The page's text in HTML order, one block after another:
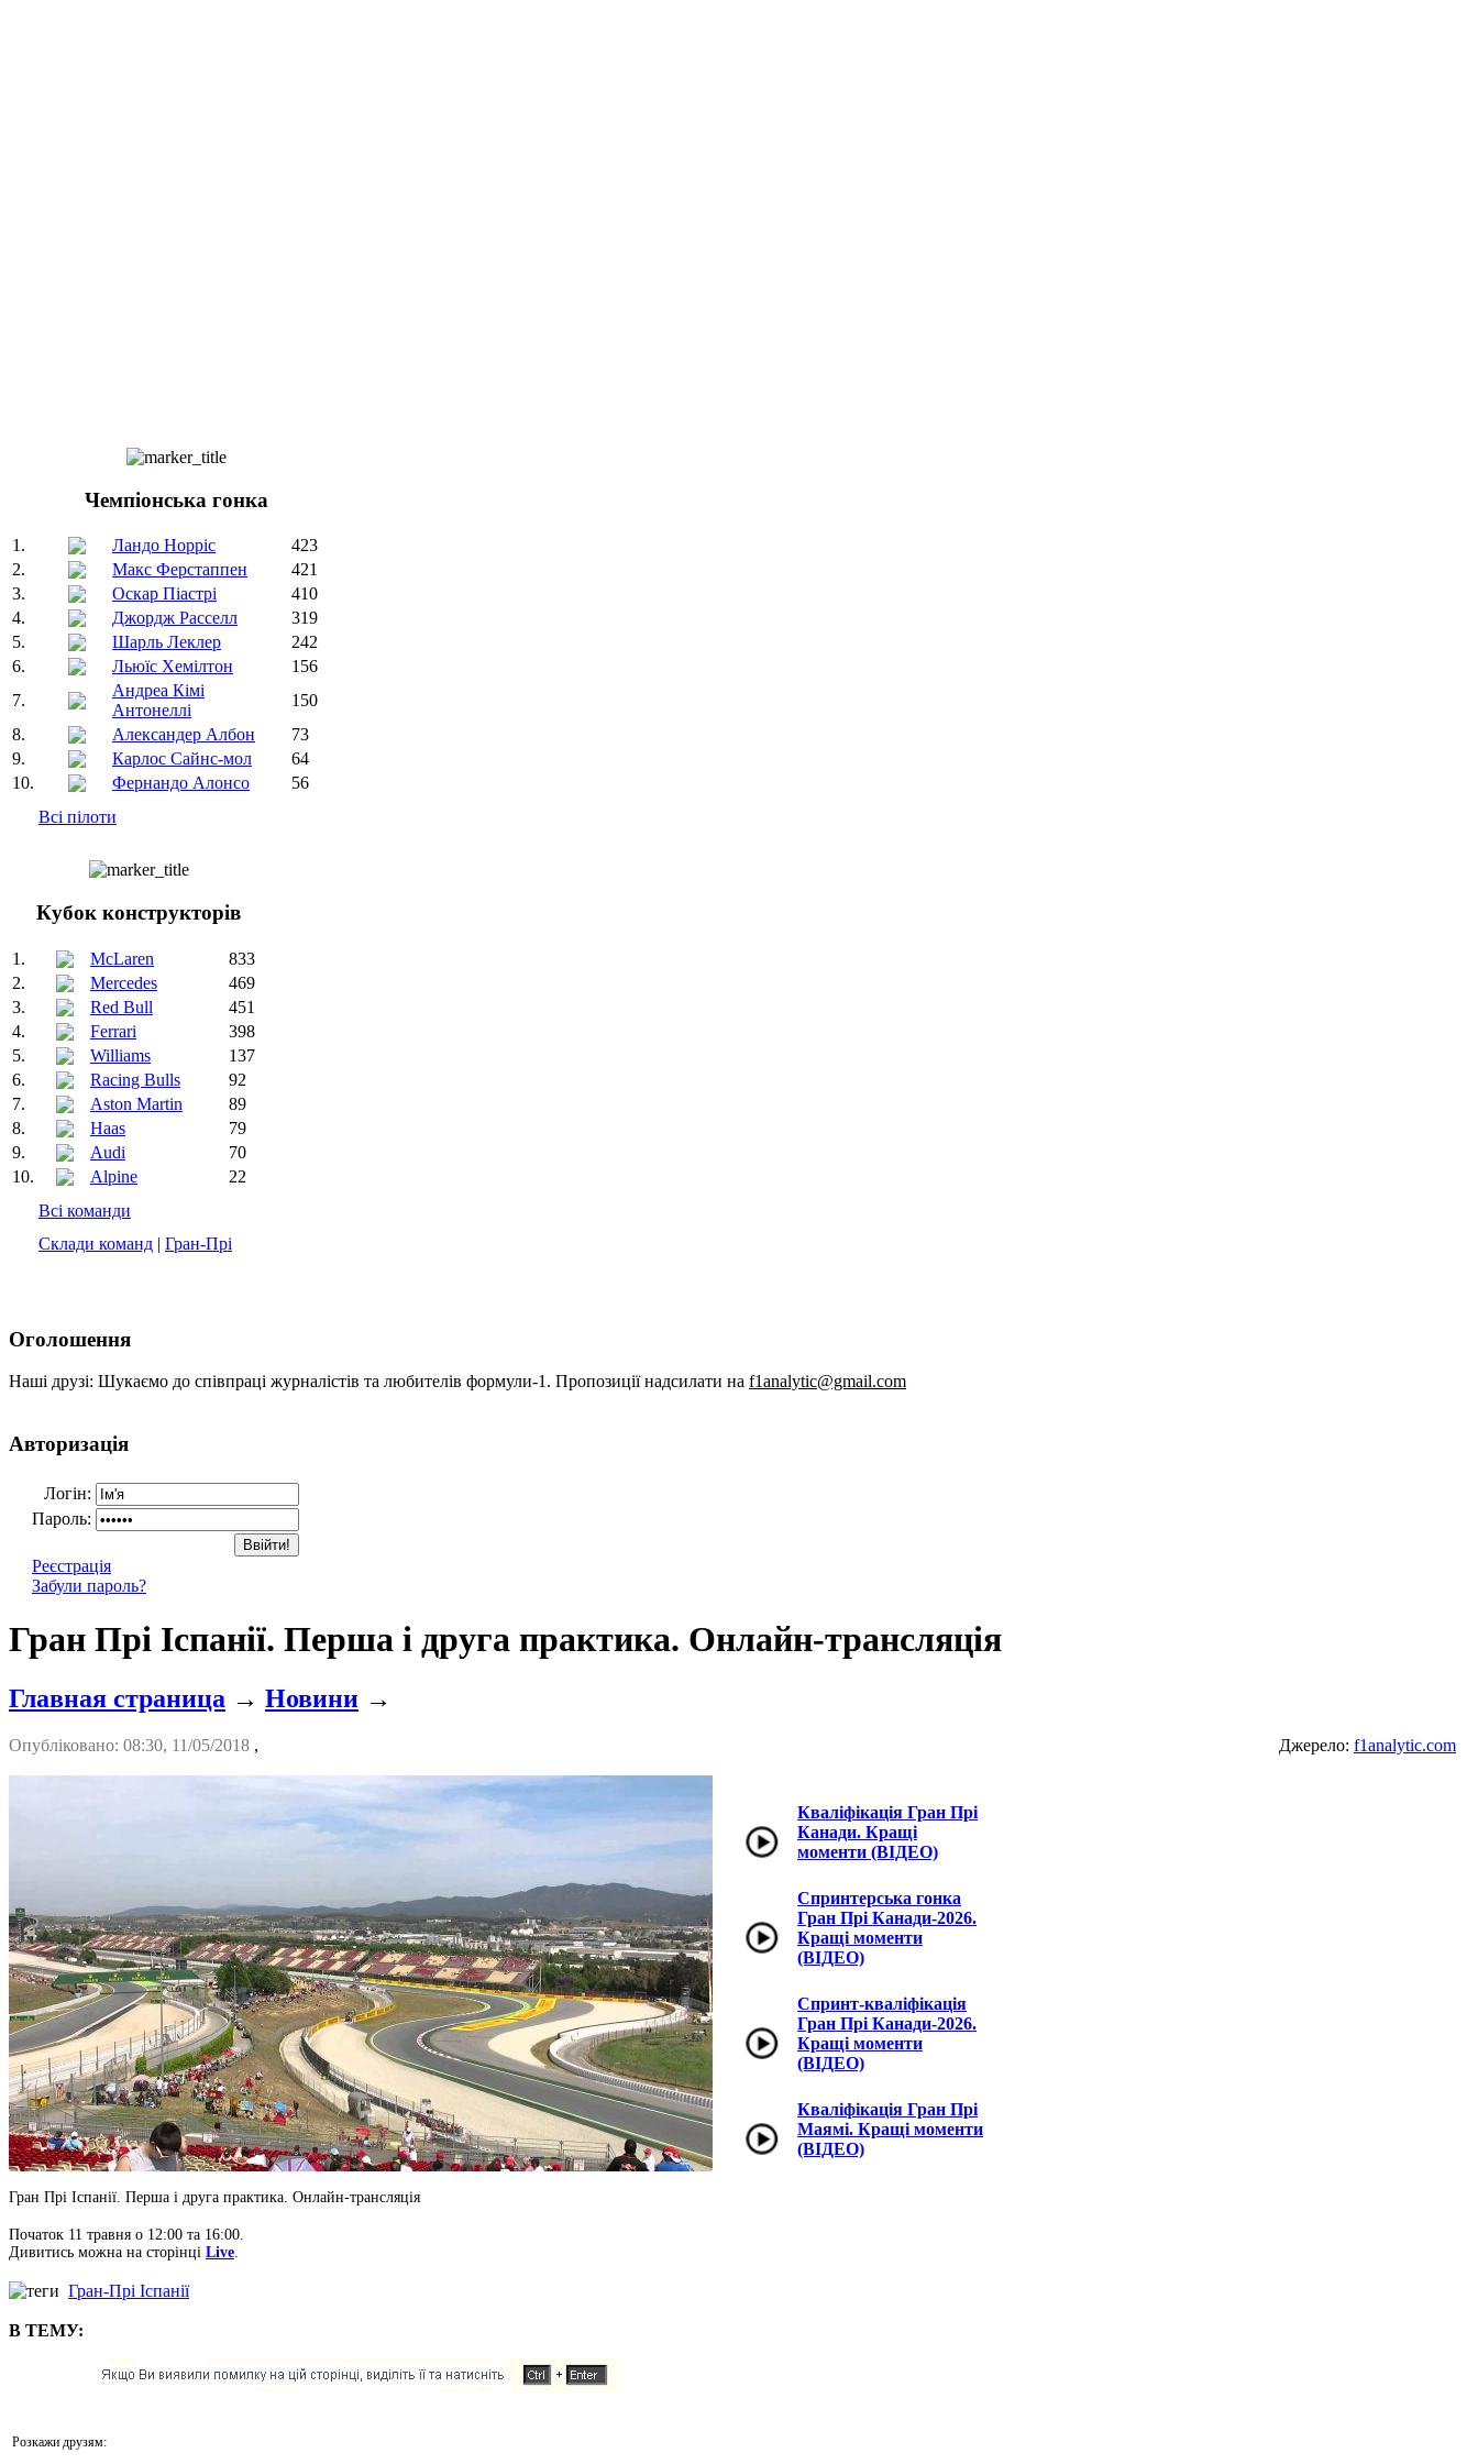
Чемпіонська гонка
1. Ландо Норріс
423
2.
Макс Ферстаппен
421
3.
Оскар Піастрі
410
4.
Джордж Расселл
319
5.
Шарль Леклер
242
6.
Льюїс Хемілтон
156
7.
Андреа Кімі
Антонеллі
150
8.
Александер Албон
73
9.
Карлос Сайнс-мол
64
10.
Фернандо Алонсо
56
Всі пілоти
Кубок конструкторів
1. McLaren
833
2.
Mercedes
469
3.
Red Bull
451
4.
Ferrari
398
5.
Williams
137
6.
Racing Bulls
92
7.
Aston Martin
89
8.
Haas
79
9.
Audi
70
10.
Alpine
22
Всі команди
Склади команд | Гран-Прі
Оголошення
Наші друзі: Шукаємо до співпраці журналістів та любителів формули-1. Пропозиції надсилати на f1analytic@gmail.com
Авторизація
Логін:
Пароль:
Реєстрація
Забули пароль?
Гран Прі Іспанії. Перша і друга практика. Онлайн-трансляція
Главная страница → Новини →
Опубліковано: 08:30, 11/05/2018 , Джерело: f1analytic.com
Гран Прі Іспанії. Перша і друга практика. Онлайн-трансляція
Кваліфікація Гран Прі
Канади. Кращі
моменти (ВІДЕО)
Спринтерська гонка
Гран Прі Канади-2026.
Кращі моменти
(ВІДЕО)
Спринт-кваліфікація
Гран Прі Канади-2026.
Кращі моменти
(ВІДЕО)
Кваліфікація Гран Прі
Маямі. Кращі моменти
(ВІДЕО)
Початок 11 травня о 12:00 та 16:00.
Дивитись можна на сторінці Live
Гран-Прі Іспанії
В ТЕМУ:
Розкажи друзям: